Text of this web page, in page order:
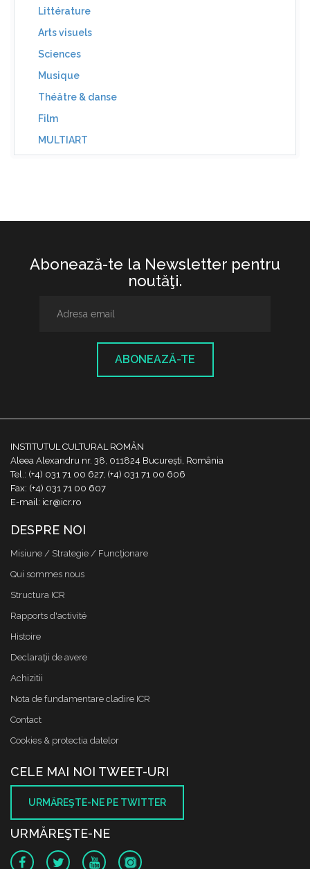
Littérature
Arts visuels
Sciences
Musique
Théâtre & danse
Film
MULTIART
Abonează-te la Newsletter pentru
noutăţi.
ABONEAZĂ-TE
INSTITUTUL CULTURAL ROMÂN
Aleea Alexandru nr. 38, 011824 București, România
Tel.: (+4) 031 71 00 627, (+4) 031 71 00 606
Fax: (+4) 031 71 00 607
E-mail: icr@icr.ro
DESPRE NOI
Misiune / Strategie / Funcţionare
Qui sommes nous
Structura ICR
Rapports d'activité
Histoire
Declaraţii de avere
Achizitii
Nota de fundamentare cladire ICR
Contact
Cookies & protectia datelor
CELE MAI NOI TWEET-URI
URMĂREŞTE-NE PE TWITTER
URMĂREŞTE-NE